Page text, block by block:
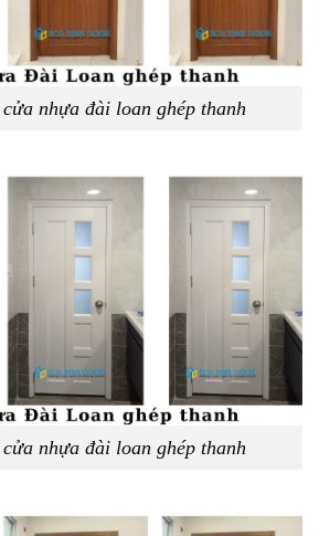
nhựa đài loan ghép thanh
nhựa đài loan ghép thanh